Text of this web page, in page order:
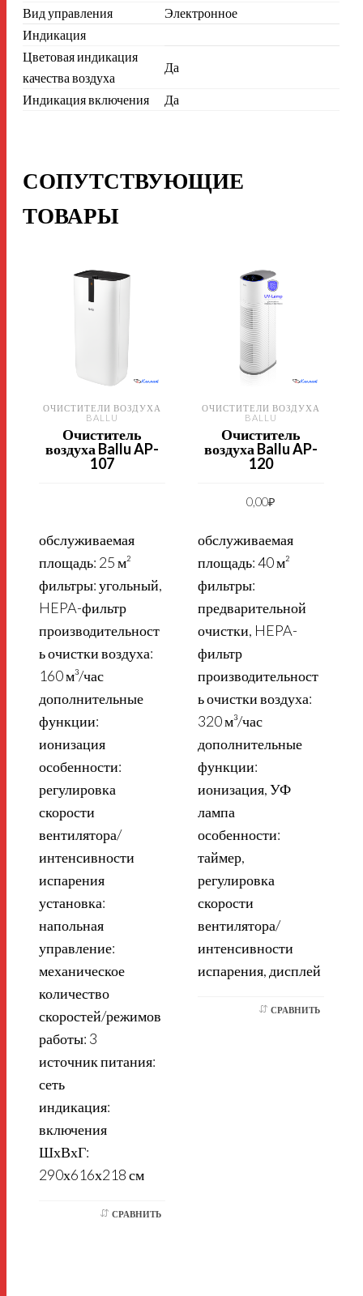
Вид управления
Электронное
Индикация
Цветовая индикация
качества воздуха
Да
Индикация включения Да
СОПУТСТВУЮЩИЕ
ТОВАРЫ
ОЧИСТИТЕЛИ ВОЗДУХА
BALLU
Очиститель
воздуха Ballu AP-
107
обслуживаемая
площадь: 25 м²
фильтры: угольный,
HEPA-фильтр
производительност
ь очистки воздуха:
160 м³/час
дополнительные
функции:
ионизация
особенности:
регулировка
скорости
вентилятора/
интенсивности
испарения
установка:
напольная
управление:
механическое
количество
скоростей/режимов
работы: 3
источник питания:
сеть
индикация:
включения
ШхВхГ:
290х616х218 см
СРАВНИТЬ
ОЧИСТИТЕЛИ ВОЗДУХА
BALLU
Очиститель
воздуха Ballu AP-
120
0,00₽
обслуживаемая
площадь: 40 м²
фильтры:
предварительной
очистки, HEPA-
фильтр
производительност
ь очистки воздуха:
320 м³/час
дополнительные
функции:
ионизация, УФ
лампа
особенности:
таймер,
регулировка
скорости
вентилятора/
интенсивности
испарения, дисплей
СРАВНИТЬ